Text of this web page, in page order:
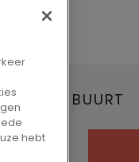
IN UW BUURT
hebt